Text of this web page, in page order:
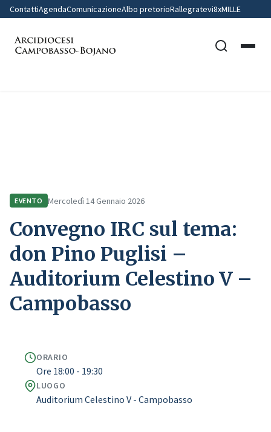
ContattiAgendaComunicazioneAlbo pretorioRallegratevi8xMILLE
EVENTO Mercoledì 14 Gennaio 2026
Convegno IRC sul tema:
don Pino Puglisi –
Auditorium Celestino V –
Campobasso
ORARIO
Ore 18:00 - 19:30
LUOGO
Auditorium Celestino V - Campobasso